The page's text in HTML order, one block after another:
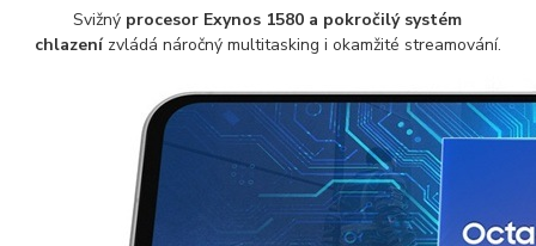
Svižný procesor Exynos 1580 a pokročilý systém
chlazení zvládá náročný multitasking i okamžité streamování.